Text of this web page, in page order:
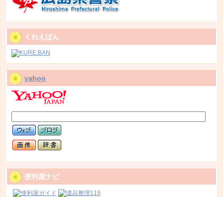
くれえばん
yahoo
便利屋ナビ